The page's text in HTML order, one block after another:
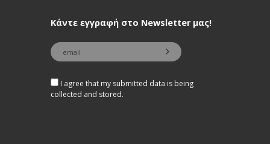
Κάντε εγγραφή στο Newsletter μας!
I agree that my submitted data is being
collected and stored.